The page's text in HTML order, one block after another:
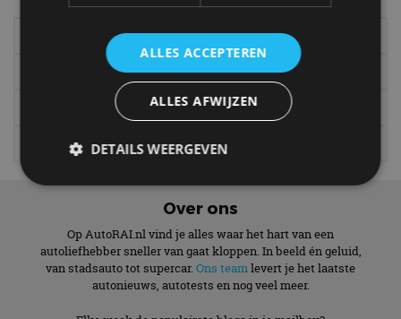
Elektrisch
Autotests
Interview
Column
Gadgets
Tech
Video
Over ons
Op AutoRAI.nl vind je alles waar het hart van een
autoliefhebber sneller van gaat kloppen. In beeld én geluid,
van stadsauto tot supercar. Ons teamlevert je het laatste
autonieuws, autotests en nog veel meer.
ALLES ACCEPTEREN
ALLES AFWIJZEN
DETAILS WEERGEVEN
Functioneel
Niet-geclassificeerd
Strikt noodzakelijke cookies maken de
kernfunctionaliteiten van de website mogelijk, zoals